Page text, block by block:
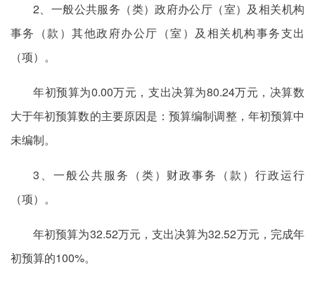
2、一般公共服务（类）政府办公厅（室）及相关机构
事务（款）其他政府办公厅（室）及相关机构事务支出
（项）。
年初预算为0.00万元，支出决算为80.24万元，决算数
大于年初预算数的主要原因是：预算编制调整，年初预算中
未编制。
3、一般公共服务（类）财政事务（款）行政运行
（项）。
年初预算为32.52万元，支出决算为32.52万元，完成年
初预算的100%。